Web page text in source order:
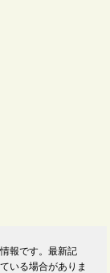
報です。最新記
いる場合がありま